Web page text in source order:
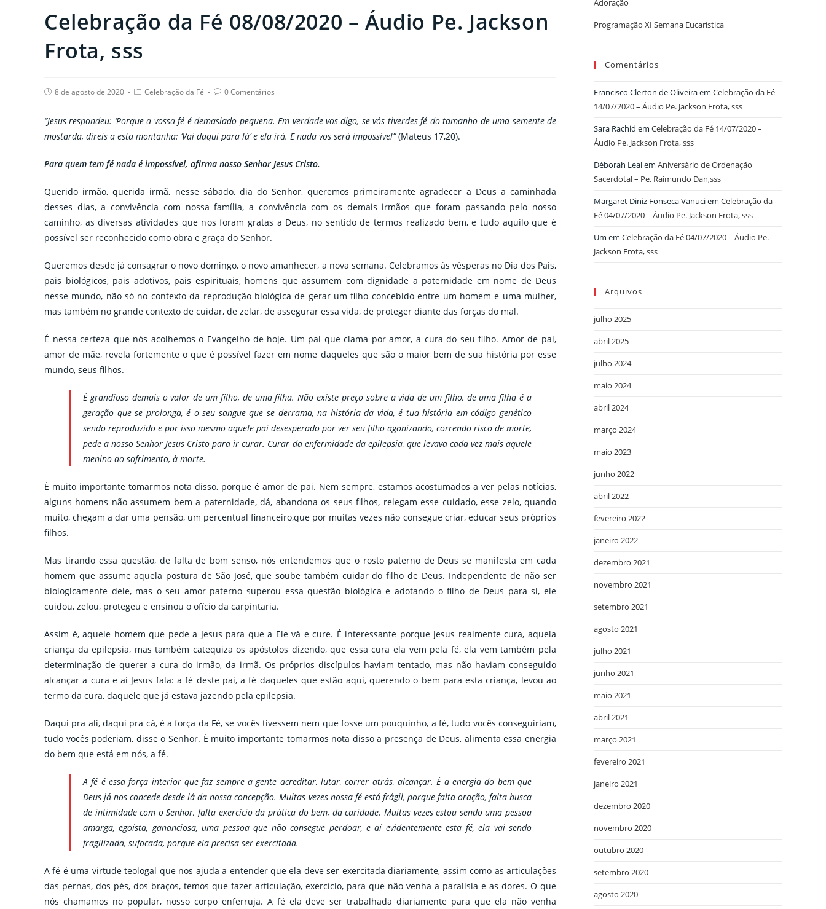
Celebração da Fé 08/08/2020 – Áudio Pe. Jackson
Frota, sss
Post8 de agosto de 2020
PostCelebração da Fé
Post0 Comentários
“Jesus respondeu: ‘Porque a vossa fé é demasiado pequena. Em verdade vos digo, se vós tiverdes fé do tamanho de uma semente de
mostarda, direis a esta montanha: ‘Vai daqui para lá’ e ela irá. E nada vos será impossível”(Mateus 17,20).
Para quem tem fé nada é impossível, afirma nosso Senhor Jesus Cristo.
Querido irmão, querida irmã, nesse sábado, dia do Senhor, queremos primeiramente agradecer a Deus a caminhada
desses dias, a convivência com nossa família, a convivência com os demais irmãos que foram passando pelo nosso
caminho, as diversas atividades que nos foram gratas a Deus, no sentido de termos realizado bem, e tudo aquilo que é
possível ser reconhecido como obra e graça do Senhor.
Queremos desde já consagrar o novo domingo, o novo amanhecer, a nova semana. Celebramos às vésperas no Dia dos Pais,
pais biológicos, pais adotivos, pais espirituais, homens que assumem com dignidade a paternidade em nome de Deus
nesse mundo, não só no contexto da reprodução biológica de gerar um filho concebido entre um homem e uma mulher,
mas também no grande contexto de cuidar, de zelar, de assegurar essa vida, de proteger diante das forças do mal.
É nessa certeza que nós acolhemos o Evangelho de hoje. Um pai que clama por amor, a cura do seu filho. Amor de pai,
amor de mãe, revela fortemente o que é possível fazer em nome daqueles que são o maior bem de sua história por esse
mundo, seus filhos.
É grandioso demais o valor de um filho, de uma filha. Não existe preço sobre a vida de um filho, de uma filha é a
geração que se prolonga, é o seu sangue que se derrama, na história da vida, é tua história em código genético
sendo reproduzido e por isso mesmo aquele pai desesperado por ver seu filho agonizando, correndo risco de morte,
pede a nosso Senhor Jesus Cristo para ir curar. Curar da enfermidade da epilepsia, que levava cada vez mais aquele
menino ao sofrimento, à morte.
É muito importante tomarmos nota disso, porque é amor de pai. Nem sempre, estamos acostumados a ver pelas notícias,
alguns homens não assumem bem a paternidade, dá, abandona os seus filhos, relegam esse cuidado, esse zelo, quando
muito, chegam a dar uma pensão, um percentual financeiro,que por muitas vezes não consegue criar, educar seus próprios
filhos.
Mas tirando essa questão, de falta de bom senso, nós entendemos que o rosto paterno de Deus se manifesta em cada
homem que assume aquela postura de São José, que soube também cuidar do filho de Deus. Independente de não ser
biologicamente dele, mas o seu amor paterno superou essa questão biológica e adotando o filho de Deus para si, ele
cuidou, zelou, protegeu e ensinou o ofício da carpintaria.
Assim é, aquele homem que pede a Jesus para que a Ele vá e cure. É interessante porque Jesus realmente cura, aquela
criança da epilepsia, mas também catequiza os apóstolos dizendo, que essa cura ela vem pela fé, ela vem também pela
determinação de querer a cura do irmão, da irmã. Os próprios discípulos haviam tentado, mas não haviam conseguido
alcançar a cura e aí Jesus fala: a fé deste pai, a fé daqueles que estão aqui, querendo o bem para esta criança, levou ao
termo da cura, daquele que já estava jazendo pela epilepsia.
Daqui pra ali, daqui pra cá, é a força da Fé, se vocês tivessem nem que fosse um pouquinho, a fé, tudo vocês conseguiriam,
tudo vocês poderiam, disse o Senhor. É muito importante tomarmos nota disso a presença de Deus, alimenta essa energia
do bem que está em nós, a fé.
A fé é essa força interior que faz sempre a gente acreditar, lutar, correr atrás, alcançar. É a energia do bem que
Deus já nos concede desde lá da nossa concepção. Muitas vezes nossa fé está frágil, porque falta oração, falta busca
de intimidade com o Senhor, falta exercício da prática do bem, da caridade. Muitas vezes estou sendo uma pessoa
amarga, egoísta, gananciosa, uma pessoa que não consegue perdoar, e aí evidentemente esta fé, ela vai sendo
fragilizada, sufocada, porque ela precisa ser exercitada.
A fé é uma virtude teologal que nos ajuda a entender que ela deve ser exercitada diariamente, assim como as articulações
das pernas, dos pés, dos braços, temos que fazer articulação, exercício, para que não venha a paralisia e as dores. O que
nós chamamos no popular, nosso corpo enferruja. A fé ela deve ser trabalhada diariamente para que ela não venha
Adoração
Programação XI Semana Eucarística
Comentários
Francisco Clerton de Oliveiraem Celebração da Fé
14/07/2020 – Áudio Pe. Jackson Frota, sss
Sara Rachid em Celebração da Fé 14/07/2020 –
Áudio Pe. Jackson Frota, sss
Déborah Lealem Aniversário de Ordenação
Sacerdotal – Pe. Raimundo Dan,sss
Margaret Diniz Fonseca Vanuciem Celebração da
Fé 04/07/2020 – Áudio Pe. Jackson Frota, sss
Um em Celebração da Fé 04/07/2020 – Áudio Pe.
Jackson Frota, sss
Arquivos
julho 2025
abril 2025
julho 2024
maio 2024
abril 2024
março 2024
maio 2023
junho 2022
abril 2022
fevereiro 2022
janeiro 2022
dezembro 2021
novembro 2021
setembro 2021
agosto 2021
julho 2021
junho 2021
maio 2021
abril 2021
março 2021
fevereiro 2021
janeiro 2021
dezembro 2020
novembro 2020
outubro 2020
setembro 2020
agosto 2020